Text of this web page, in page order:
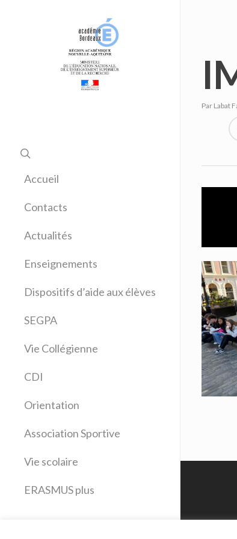
Accueil
Contacts
Actualités
Enseignements
Allemand
Anglais
Arts plastiques
Education musicale
Espagnol
Français
Latin
Sciences physiques
Technologie
Dispositifs d’aide aux élèves
SEGPA
Vie Collégienne
CDI
Orientation
Association Sportive
Vie scolaire
ERASMUS plus
Par Labat